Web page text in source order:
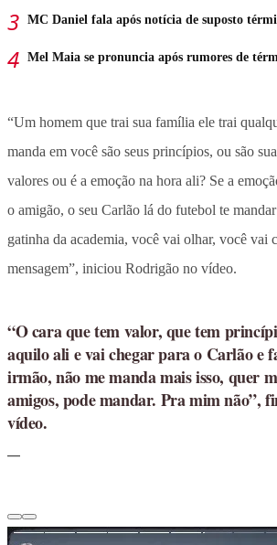
MC Daniel fala após notícia de suposto
Mel Maia se pronuncia após rumores de
“Um homem que trai sua família ele trai
manda em você são seus princípios, ou são
valores ou é a emoção na hora ali? Se a
o amigão, o seu Carlão lá do futebol te
gatinha da academia, você vai olhar, você vai
mensagem”, iniciou Rodrigão no vídeo.
“O cara que tem valor, que tem
aquilo ali e vai chegar para o Carlão e
irmão, não me manda mais isso, quer
amigos, pode mandar. Pra mim não”,
vídeo.